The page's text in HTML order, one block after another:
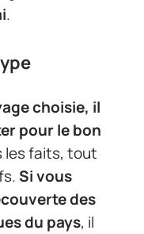
.
choisie, il
pour le bon
les faits, tout
Si vous
des
du pays, il